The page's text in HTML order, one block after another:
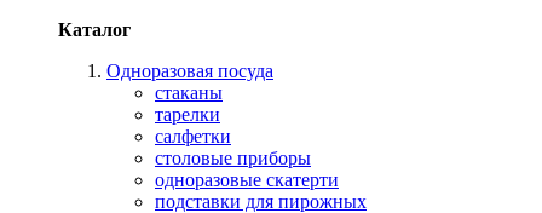
Каталог
Одноразовая посуда
стаканы
тарелки
салфетки
столовые приборы
одноразовые скатерти
подставки для пирожных